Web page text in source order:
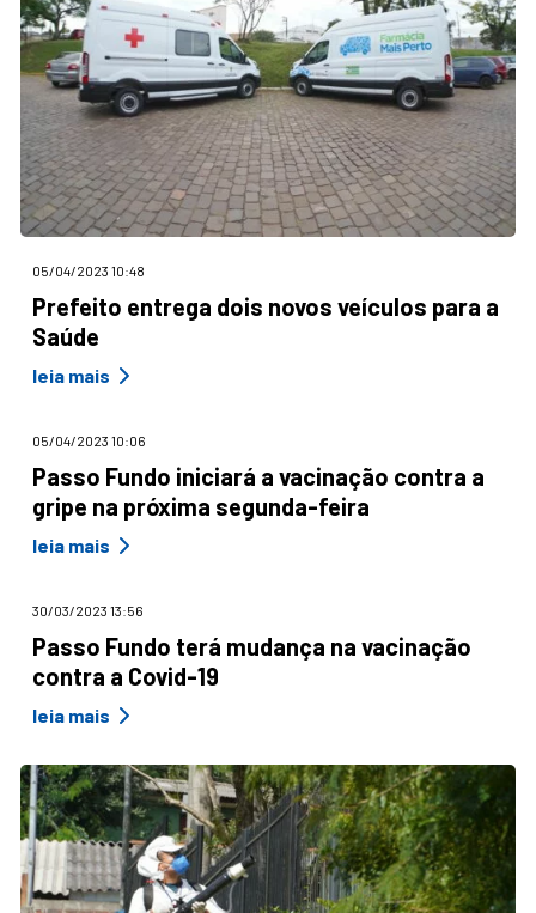
05/04/2023 10:48
Prefeito entrega dois novos veículos para a
Saúde
leia mais
05/04/2023 10:06
Passo Fundo iniciará a vacinação contra a
gripe na próxima segunda-feira
leia mais
30/03/2023 13:56
Passo Fundo terá mudança na vacinação
contra a Covid-19
leia mais